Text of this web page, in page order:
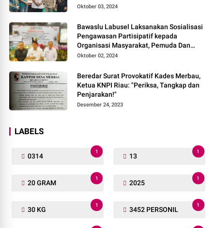
Oktober 03, 2024
Bawaslu Labusel Laksanakan Sosialisasi
Pengawasan Partisipatif kepada
Organisasi Masyarakat, Pemuda Dan
Agama Pada pilkada Serentak 2024
Oktober 02, 2024
Beredar Surat Provokatif Kades Merbau,
Ketua KNPI Riau: "Periksa, Tangkap dan
Penjarakan!"
Desember 24, 2023
LABELS
0314
1
13
1
20 GRAM
1
2025
1
30 KG
1
3452 PERSONIL
1